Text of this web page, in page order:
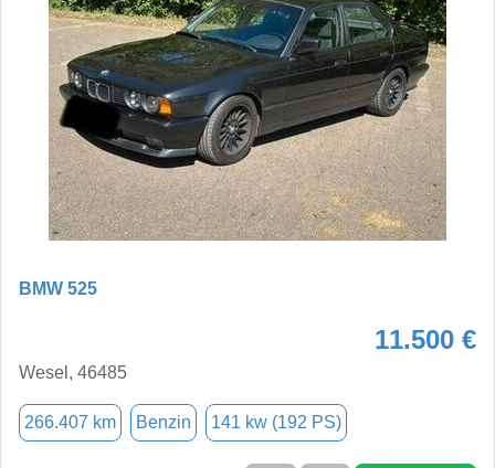
BMW 525
11.500 €
Wesel, 46485
266.407 km Benzin 141 kw (192 PS)